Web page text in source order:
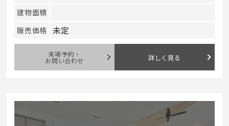
建物面積
販売価格
未定
来場予約・
お問い合わせ 詳しく見る